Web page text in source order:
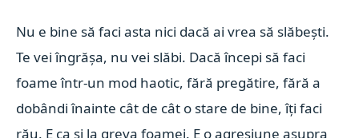
Nu e bine să faci asta nici dacă ai vrea să slăbești.
Te vei îngrășa, nu vei slăbi. Dacă începi să faci
foame într-un mod haotic, fără pregătire, fără a
dobândi înainte cât de cât o stare de bine, îți faci
rău. E ca și la greva foamei. E o agresiune asupra